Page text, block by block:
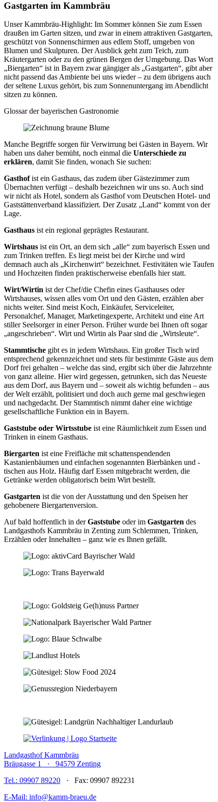
Gastgarten im Kammbräu
Unser Kammbräu-Highlight: Im Sommer können Sie zum Essen
draußen im Garten sitzen, und zwar in einem attraktiven Gastgarten,
geschützt von Sonnenschirmen aus edlem Stoff, umgeben von
Blumen und Skulpturen. Der Ausblick geht zum Teich, zum
Kräutergarten oder zu den grünen Bergen der Umgebung. Das Wort
„Biergarten“ ist in Bayern zwar gängiger als „Gastgarten“, gibt aber
nicht passend das Ambiente bei uns wieder – zu dem übrigens auch
der seltene Luxus gehört, bis zum Sonnenuntergang im Abendlicht
sitzen zu können.
Glossar der bayerischen Gastronomie
Manche Begriffe sorgen für Verwirrung bei Gästen in Bayern. Wir
haben uns daher bemüht, noch einmal die Unterschiede zu
erklären, damit Sie finden, wonach Sie suchen:
Gasthofist ein Gasthaus, das zudem über Gästezimmer zum
Übernachten verfügt – deshalb bezeichnen wir uns so. Auch sind
wir nicht als Hotel, sondern als Gasthof vom Deutschen Hotel- und
Gaststättenverband klassifiziert. Der Zusatz „Land“ kommt von der
Lage.
Gasthaus ist ein regional geprägtes Restaurant.
Wirtshaus ist ein Ort, an dem sich „alle“ zum bayerisch Essen und
zum Trinken treffen. Es liegt meist bei der Kirche und wird
demnach auch als „Kirchenwirt“ bezeichnet. Festivitäten wie Taufen
und Hochzeiten finden praktischerweise ebenfalls hier statt.
Wirt/Wirtin ist der Chef/die Chefin eines Gasthauses oder
Wirtshauses, wissen alles vom Ort und den Gästen, erzählen aber
nichts weiter. Sind meist Koch, Einkäufer, Serviceleiter,
Personalchef, Manager, Marketingexperte, Architekt und eine Art
stiller Seelsorger in einer Person. Früher wurde bei Ihnen oft sogar
„angeschrieben“. Wirt und Wirtin als Paar sind die „Wirtsleute“.
Stammtische gibt es in jedem Wirtshaus. Ein großer Tisch wird
entsprechend gekennzeichnet und stets für bestimmte Gäste aus dem
Dorf frei gehalten – welche das sind, ergibt sich über die Jahrzehnte
von ganz alleine. Hier wird gegessen, getrunken, sich das Neueste
aus dem Dorf, aus Bayern und – soweit als wichtig befunden – aus
der Welt erzählt, politisiert und doch auch gerne mal geschwiegen
und nachgedacht. Der Stammtisch nimmt daher eine wichtige
gesellschaftliche Funktion ein in Bayern.
Gaststube oder Wirtsstube ist eine Räumlichkeit zum Essen und
Trinken in einem Gasthaus.
Biergarten ist eine Freifläche mit schattenspendenden
Kastanienbäumen und einfachen sogenannten Bierbänken und -
tischen aus Holz. Häufig darf Essen mitgebracht werden, die
Getränke werden obligatorisch beim Wirt bestellt.
Gastgarten ist die von der Ausstattung und den Speisen her
gehobenere Biergartenversion.
Auf bald hoffentlich in derGaststube oder im Gastgarten des
Landgasthofs Kammbräu in Zenting zum Schlemmen, Trinken,
Erzählen oder Innehalten – ganz wie es Ihnen gefällt.
Landgasthof Kammbräu
Bräugasse 1 · 94579 Zenting
Tel.: 09907 89220 · Fax: 09907 892231
E-Mail: info@kamm-braeu.de